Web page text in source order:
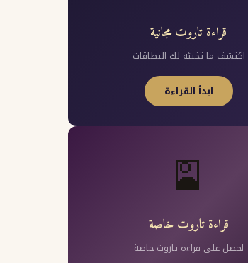
قراءة تاروت مجانية
اكتشف ما تخبئه لك البطاقات
ابدأ القراءة
🎴
قراءة تاروت خاصة
احصل على قراءة تاروت خاصة